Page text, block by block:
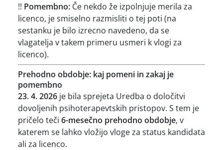
!! Pomembno: Če nekdo že izpolnjuje merila za
licenco, je smiselno razmisliti o tej poti (na
sestanku je bilo izrecno navedeno, da se
vlagatelja v takem primeru usmeri k vlogi za
licenco).
Prehodno obdobje: kaj pomeni in zakaj je
pomembno
23. 4. 2026 je bila sprejeta Uredba o določitvi
dovoljenih psihoterapevtskih pristopov. S tem je
pričelo teči 6-mesečno prehodno obdobje, v
katerem se lahko vložijo vloge za status kandidata
ali za licenco.